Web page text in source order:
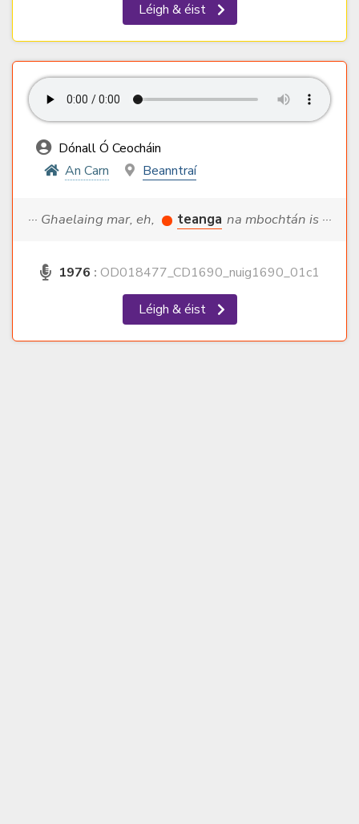
Léigh & éist
Dónall Ó Ceocháin
An Carn
Beanntraí
··· Ghaelaing mar, eh, teanga na mbochtán is ···
1976 : OD018477_CD1690_nuig1690_01c1
Léigh & éist